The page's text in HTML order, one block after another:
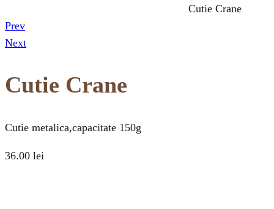
Cutie Crane
Product
navigation
Prev
Next
Cutie Crane
Cutie metalica,capacitate 150g
36.00 lei